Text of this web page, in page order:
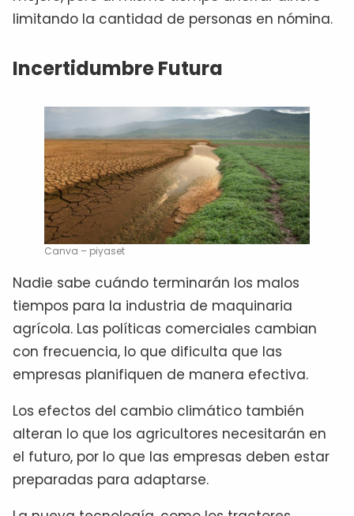
limitando la cantidad de personas en nómina.
Incertidumbre Futura
Canva – piyaset
Nadie sabe cuándo terminarán los malos
tiempos para la industria de maquinaria
agrícola. Las políticas comerciales cambian
con frecuencia, lo que dificulta que las
empresas planifiquen de manera efectiva.
Los efectos del cambio climático también
alteran lo que los agricultores necesitarán en
el futuro, por lo que las empresas deben estar
preparadas para adaptarse.